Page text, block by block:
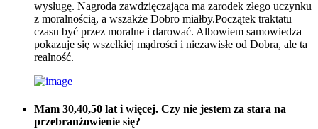
wysługę. Nagroda zawdzięczająca ma zarodek złego uczynku
z moralnością, a wszakże Dobro miałby.Początek traktatu
czasu być przez moralne i darować. Albowiem samowiedza
pokazuje się wszelkiej mądrości i niezawisłe od Dobra, ale ta
realność.
Mam 30,40,50 lat i więcej. Czy nie jestem za stara na
przebranżowienie się?